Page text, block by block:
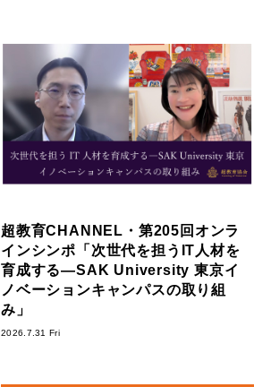
超教育CHANNEL・第205回オンラ
インシンポ「次世代を担うIT人材を
育成する―SAK University 東京イ
ノベーションキャンパスの取り組
み」
2026.7.31 Fri